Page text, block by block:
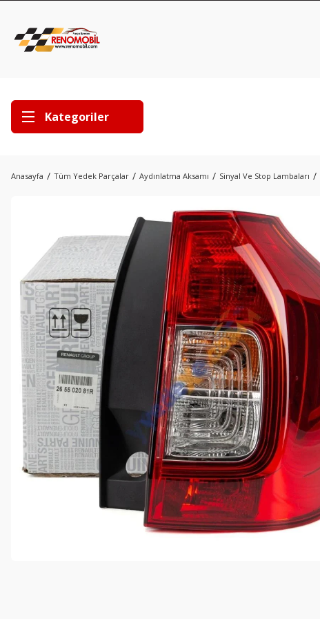
Kategoriler
Anasayfa Tüm Yedek Parçalar Aydınlatma Aksamı Sinyal Ve Stop Lambaları